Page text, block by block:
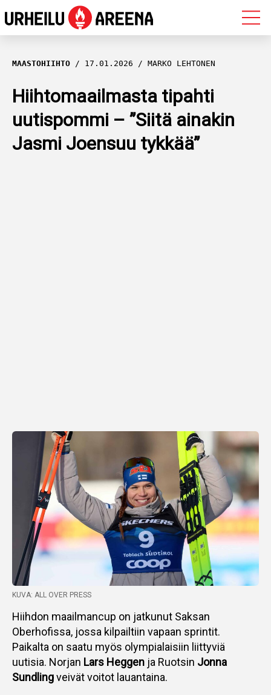
OLYMPIALAISET
MAASTOHIIHTO
AMPUMAHIIHTO
YLEISURHEILU
MAASTOHIIHTO 17.01.2026 MARKO LEHTONEN
Hiihtomaailmasta tipahti
uutispommi – ”Siitä ainakin
Jasmi Joensuu tykkää”
KUVA: ALL OVER PRESS
Hiihdon maailmancup on jatkunut Saksan
Oberhofissa, jossa kilpailtiin vapaan sprintit.
Paikalta on saatu myös olympialaisiin liittyviä
uutisia. Norjan Lars Heggen ja Ruotsin Jonna
Sundlingveivät voitot lauantaina.